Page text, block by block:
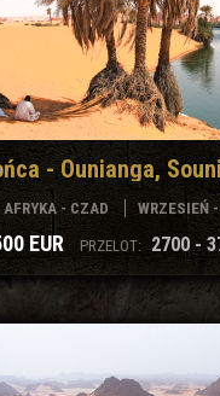
- Ounianga,
AFRYKA - CZAD WRZESIEŃ
EUR PRZELOT: 2700 -